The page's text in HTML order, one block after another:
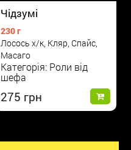
Чідзумі
230 г
Лосось х/к, Кляр, Спайс,
Масаго
Категорія: Роли від
шефа
275